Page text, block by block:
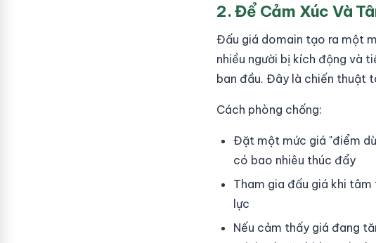
2. Để Cảm Xúc Và
Đấu giá domain tạo ra một
nhiều người bị kích động và
ban đầu. Đây là chiến thuật
Cách phòng chống:
Đặt một mức giá "điểm
có bao nhiêu thúc đẩy
Tham gia đấu giá khi
lực
Nếu cảm thấy giá đang